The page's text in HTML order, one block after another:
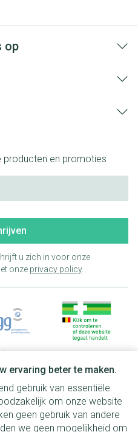
ervaring beter te maken.
gebruik van essentiële
om onze website
geen gebruik van andere
we geen mogelijkheid om
op
producten en promoties
u zich in voor onze
onze privacy policy.